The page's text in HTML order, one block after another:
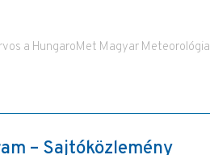
a HungaroMet Magyar
– Sajtóközlemény